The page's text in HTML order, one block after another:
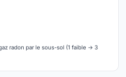
radon par le sous-sol (1 faible → 3